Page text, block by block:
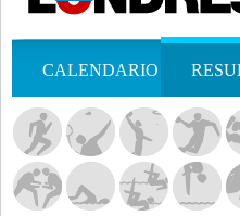
CALENDARIO